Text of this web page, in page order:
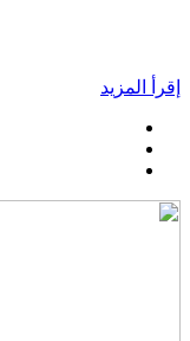
إقرأ المزيد